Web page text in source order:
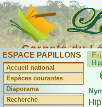
Carnets du
ESPACE PAPILLONS
Accueil national
Espèces courantes
Diaporama
Recherche